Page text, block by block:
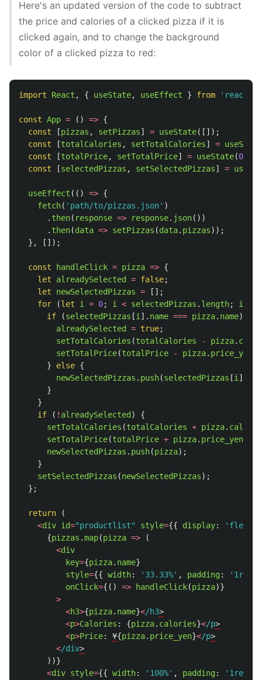
Here's an updated version of the code to subtract
the price and calories of a clicked pizza if it is
clicked again, and to change the background
color of a clicked pizza to red:
import React , { useState, useEffect } from ' react
const App = () => {
const
[pizzas , setPizzas] = useState([]);
const
[totalCalories , setTotalCalories] = useState
const
[totalPrice, setTotalPrice] = useState(0
const
[selectedPizzas , setSelectedPizzas] =
useEffect (() => {
fetch( ' path/to/pizzas.json' )
. then( response => response. json())
. then(data => setPizzas (data. pizzas));
},
[]);
const handleClick = pizza => {
let
alreadySelected = false;
let
newSelectedPizzas =
[];
for
(let i = 0; i < selectedPizzas . length; i
if
(selectedPizzas [i ]. name === pizza. name)
alreadySelected
= true;
setTotalCalories (totalCalories - pizza.
setTotalPrice(totalPrice - pizza. price_yen
}
else {
newSelectedPizzas . push(selectedPizzas [i ]);
}
}
if
( ! alreadySelected )
{
setTotalCalories (totalCalories + pizza.
setTotalPrice(totalPrice + pizza. price_yen
newSelectedPizzas . push(pizza);
}
setSelectedPizzas (newSelectedPizzas);
};
return
(
<div id="productlist" style={{ display: ' flex
{pizzas .map(pizza =>
(
<div
key={pizza. name}
style={{ width: ' 33.33%' , padding: ' 1rem
onClick={() => handleClick(pizza)}
>
<h3>{pizza. name}</h3
<p>Calories : {pizza. calories}</p
<p>Price: ¥{pizza. price_yen}</p
</div
))}
<div style={{ width: ' 100%' , padding: ' 1rem